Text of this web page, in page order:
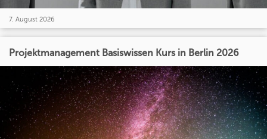
7. August 2026
Projektmanagement Basiswissen Kurs in Berlin 2026